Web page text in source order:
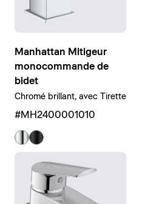
Manhattan Mitigeur
monocommande de
bidet
Chromé brillant, avec Tirette
#MH2400001010